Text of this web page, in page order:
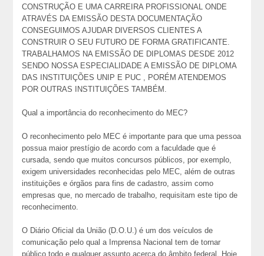
CONSTRUÇÃO E UMA CARREIRA PROFISSIONAL ONDE
ATRAVÉS DA EMISSÃO DESTA DOCUMENTAÇÃO
CONSEGUIMOS AJUDAR DIVERSOS CLIENTES A
CONSTRUIR O SEU FUTURO DE FORMA GRATIFICANTE.
TRABALHAMOS NA EMISSÃO DE DIPLOMAS DESDE 2012
SENDO NOSSA ESPECIALIDADE A EMISSÃO DE DIPLOMA
DAS INSTITUIÇÕES UNIP E PUC , PORÉM ATENDEMOS
POR OUTRAS INSTITUIÇÕES TAMBÉM.
Qual a importância do reconhecimento do MEC?
O reconhecimento pelo MEC é importante para que uma pessoa
possua maior prestígio de acordo com a faculdade que é
cursada, sendo que muitos concursos públicos, por exemplo,
exigem universidades reconhecidas pelo MEC, além de outras
instituições e órgãos para fins de cadastro, assim como
empresas que, no mercado de trabalho, requisitam este tipo de
reconhecimento.
O Diário Oficial da União (D.O.U.) é um dos veículos de
comunicação pelo qual a Imprensa Nacional tem de tornar
público todo e qualquer assunto acerca do âmbito federal. Hoje